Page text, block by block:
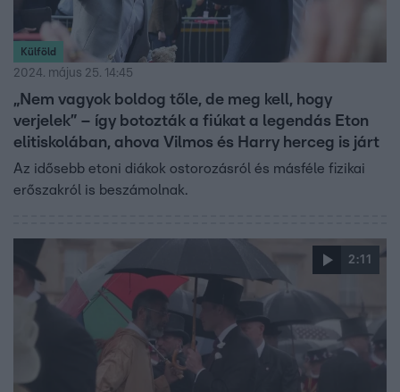
Külföld
2024. május 25. 14:45
„Nem vagyok boldog tőle, de meg kell, hogy
verjelek” – így botozták a fiúkat a legendás Eton
elitiskolában, ahova Vilmos és Harry herceg is járt
Az idősebb etoni diákok ostorozásról és másféle fizikai
erőszakról is beszámolnak.
2:11